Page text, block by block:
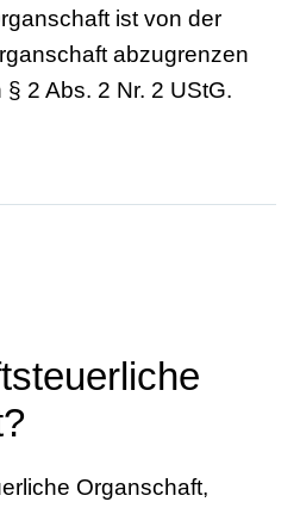
ist von der
abzugrenzen
2 Abs. 2 Nr. 2 UStG.
Organschaft,